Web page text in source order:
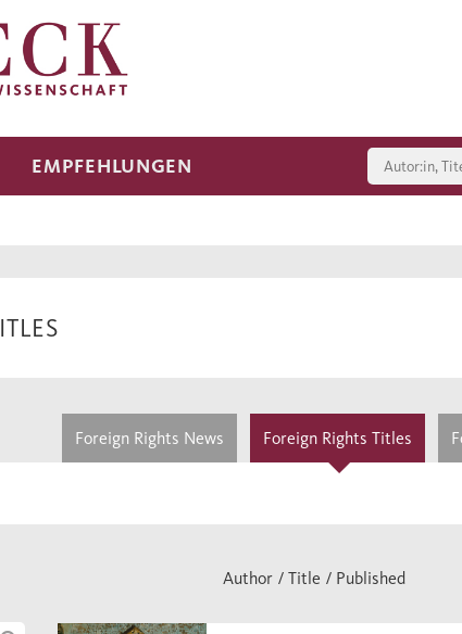
EMPFEHLUNGEN
Foreign Rights News Foreign Rights Titles
Author / Title / Published